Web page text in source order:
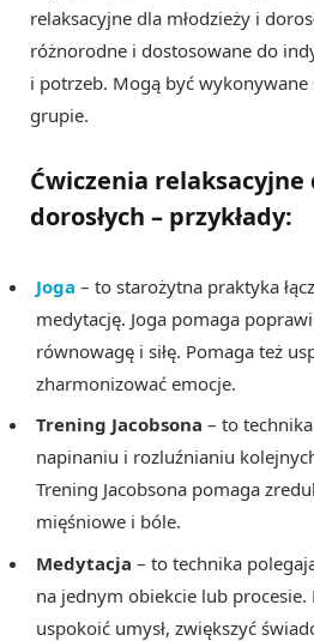
relaksacyjne dla młodzieży i
różnorodne i dostosowane do
i potrzeb. Mogą być
grupie.
Ćwiczenia relaksacyjne
dorosłych – przykłady:
Joga – to starożytna praktyka
medytację. Joga pomaga
równowagę i siłę. Pomaga też
zharmonizować emocje.
Trening Jacobsona – to
napinaniu i rozluźnianiu
Trening Jacobsona pomaga
mięśniowe i bóle.
Medytacja – to technika
na jednym obiekcie lub
uspokoić umysł, zwiększyć